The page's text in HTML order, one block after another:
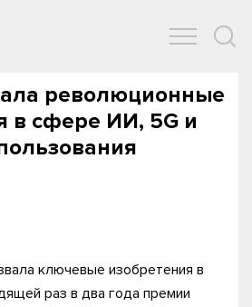
революционные
в сфере ИИ, 5G и
ключевые изобретения в
раз в два года премии